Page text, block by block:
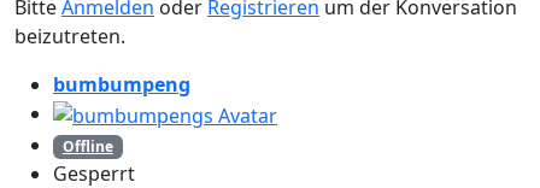
BitteAnmelden oder Registrieren um der Konversation
beizutreten.
bumbumpeng
Offline
Gesperrt